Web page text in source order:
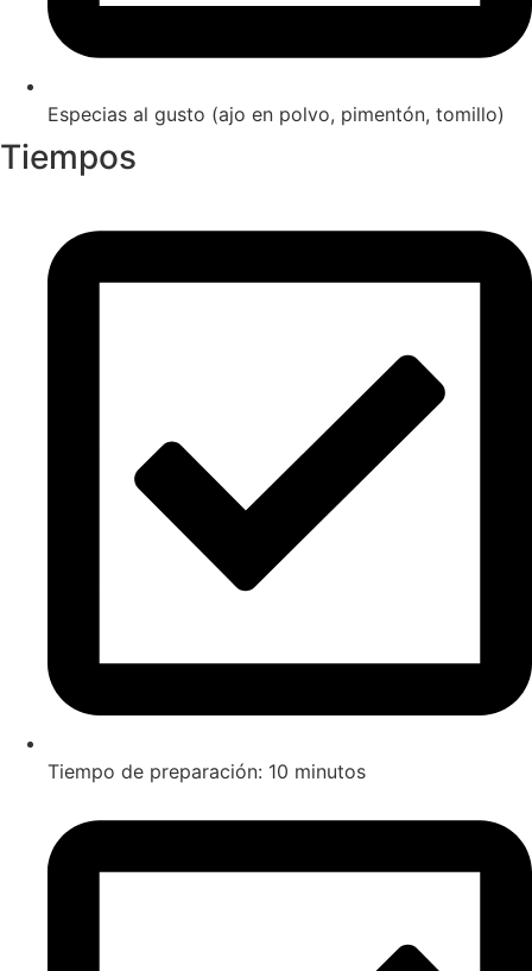
Especias al gusto (ajo en polvo, pimentón, tomillo)
Tiempos
Tiempo de preparación: 10 minutos